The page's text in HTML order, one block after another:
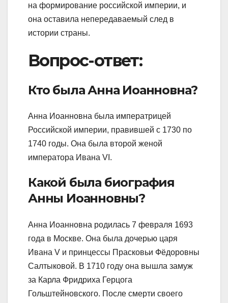
на формирование российской империи, и
она оставила непередаваемый след в
истории страны.
Вопрос-ответ:
Кто была Анна Иоанновна?
Анна Иоанновна была императрицей
Российской империи, правившей с 1730 по
1740 годы. Она была второй женой
императора Ивана VI.
Какой была биография
Анны Иоанновны?
Анна Иоанновна родилась 7 февраля 1693
года в Москве. Она была дочерью царя
Ивана V и принцессы Прасковьи Фёдоровны
Салтыковой. В 1710 году она вышла замуж
за Карла Фридриха Герцога
Гольштейновского. После смерти своего